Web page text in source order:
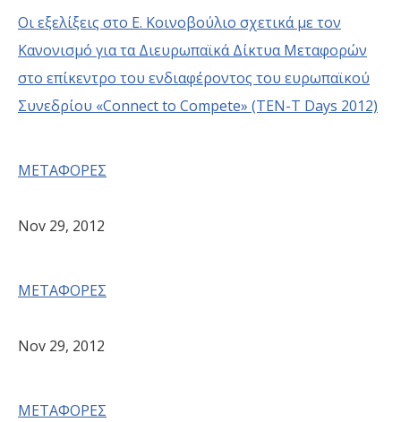
Οι εξελίξεις στο Ε. Κοινοβούλιο σχετικά με τον
Κανονισμό για τα Διευρωπαϊκά Δίκτυα Μεταφορών
στο επίκεντρο του ενδιαφέροντος του ευρωπαϊκού
Συνεδρίου «Connect to Compete» (ΤΕΝ-Τ Days 2012)
ΜΕΤΑΦΟΡΕΣ
Nov 29, 2012
ΜΕΤΑΦΟΡΕΣ
Nov 29, 2012
ΜΕΤΑΦΟΡΕΣ